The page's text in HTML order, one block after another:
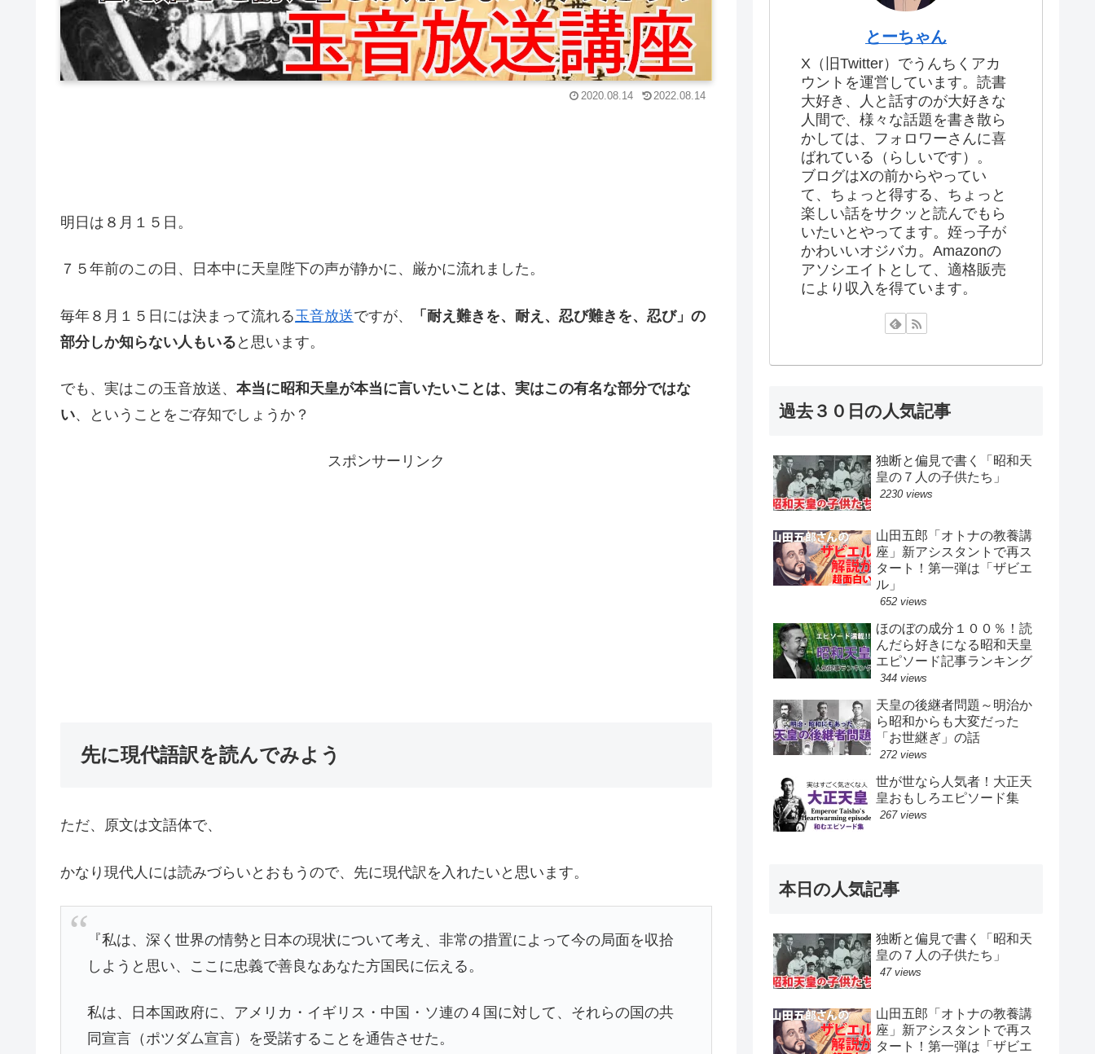
2020.08.14 2022.08.14
明日は８月１５日。
７５年前のこの日、日本中に天皇陛下の声が静かに、厳かに流れました。
毎年８月１５日には決まって流れる玉音放送ですが、
「耐え難きを、耐え、忍び難きを、忍び」の
部分しか知らない人もいる と思います。
でも、実はこの玉音放送、 本当に昭和天皇が本当に言いたいことは、実はこの有名な部分ではな
い、ということをご存知でしょうか？
スポンサーリンク
先に現代語訳を読んでみよう
ただ、原文は文語体で、
かなり現代人には読みづらいとおもうので、先に現代訳を入れたいと思います。
『私は、深く世界の情勢と日本の現状について考え、非常の措置によって今の局面を収拾
しようと思い、ここに忠義で善良なあなた方国民に伝える。
私は、日本国政府に、アメリカ・イギリス・中国・ソ連の４国に対して、それらの国の共
同宣言（ポツダム宣言）を受諾することを通告させた。
とーちゃん
X（旧Twitter）でうんちくアカ
ウントを運営しています。読書
大好き、人と話すのが大好きな
人間で、様々な話題を書き散ら
かしては、フォロワーさんに喜
ばれている（らしいです）。
ブログはXの前からやってい
て、ちょっと得する、ちょっと
楽しい話をサクッと読んでもら
いたいとやってます。姪っ子が
かわいいオジバカ。Amazonの
アソシエイトとして、適格販売
により収入を得ています。
過去３０日の人気記事
独断と偏見で書く「昭和天
皇の７人の子供たち」
2230 views
山田五郎「オトナの教養講
座」新アシスタントで再ス
タート！第一弾は「ザビエ
ル」
652 views
ほのぼの成分１００％！読
んだら好きになる昭和天皇
エピソード記事ランキング
344 views
天皇の後継者問題～明治か
ら昭和からも大変だった
「お世継ぎ」の話
272 views
世が世なら人気者！大正天
皇おもしろエピソード集
267 views
本日の人気記事
独断と偏見で書く「昭和天
皇の７人の子供たち」
47 views
山田五郎「オトナの教養講
座」新アシスタントで再ス
タート！第一弾は「ザビエ